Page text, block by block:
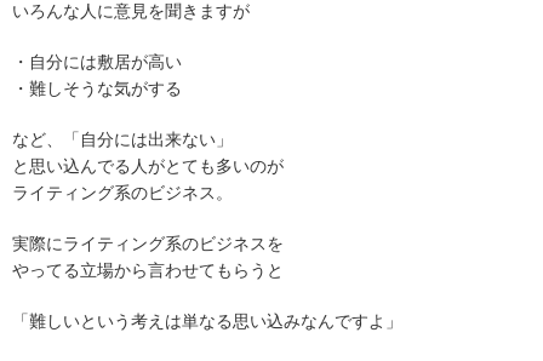
いろんな人に意見を聞きますが
・自分には敷居が高い
・難しそうな気がする
など、「自分には出来ない」
と思い込んでる人がとても多いのが
ライティング系のビジネス。
実際にライティング系のビジネスを
やってる立場から言わせてもらうと
「難しいという考えは単なる思い込みなんですよ」